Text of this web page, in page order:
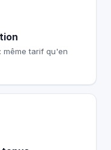
même tarif qu'en